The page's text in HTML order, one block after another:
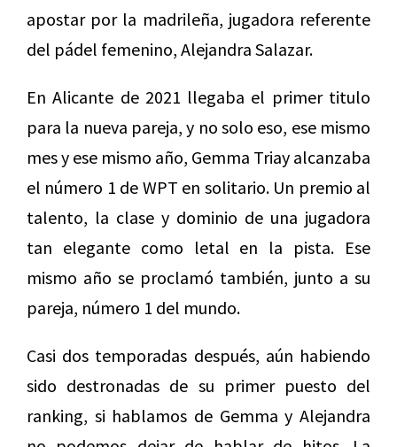
apostar por la madrileña, jugadora referente
del pádel femenino, Alejandra Salazar.
En Alicante de 2021 llegaba el primer titulo
para la nueva pareja, y no solo eso, ese mismo
mes y ese mismo año, Gemma Triay alcanzaba
el número 1 de WPT en solitario. Un premio al
talento, la clase y dominio de una jugadora
tan elegante como letal en la pista. Ese
mismo año se proclamó también, junto a su
pareja, número 1 del mundo.
Casi dos temporadas después, aún habiendo
sido destronadas de su primer puesto del
ranking, si hablamos de Gemma y Alejandra